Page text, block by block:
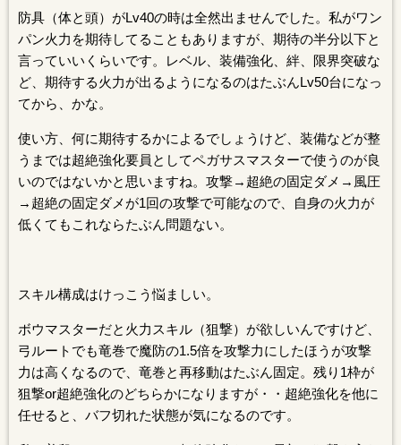
防具（体と頭）がLv40の時は全然出ませんでした。私がワン
パン火力を期待してることもありますが、期待の半分以下と
言っていいくらいです。レベル、装備強化、絆、限界突破な
ど、期待する火力が出るようになるのはたぶんLv50台になっ
てから、かな。
使い方、何に期待するかによるでしょうけど、装備などが整
うまでは超絶強化要員としてペガサスマスターで使うのが良
いのではないかと思いますね。攻撃→超絶の固定ダメ→風圧
→超絶の固定ダメが1回の攻撃で可能なので、自身の火力が
低くてもこれならたぶん問題ない。
スキル構成はけっこう悩ましい。
ボウマスターだと火力スキル（狙撃）が欲しいんですけど、
弓ルートでも竜巻で魔防の1.5倍を攻撃力にしたほうが攻撃
力は高くなるので、竜巻と再移動はたぶん固定。残り1枠が
狙撃or超絶強化のどちらかになりますが・・超絶強化を他に
任せると、バフ切れた状態が気になるのです。